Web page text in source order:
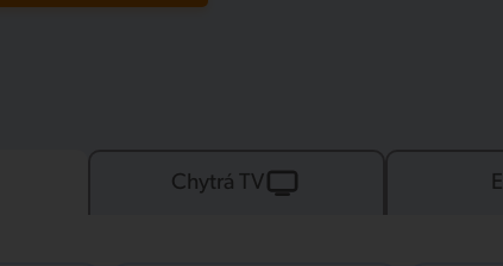
Chytrá TV